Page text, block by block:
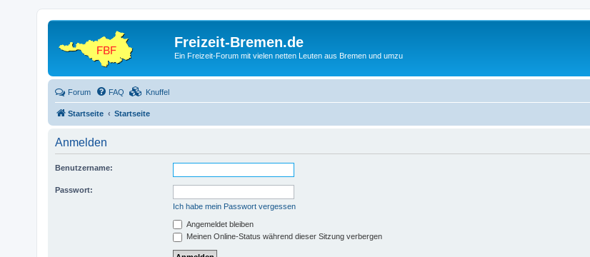
Freizeit-Bremen.de
Ein Freizeit-Forum mit vielen netten Leuten aus Bremen und umzu
Forum FAQ Knuffel
Startseite Startseite
Anmelden
Benutzername:
Passwort:
Ich habe mein Passwort vergessen
Angemeldet bleiben
Meinen Online-Status während dieser Sitzung verbergen